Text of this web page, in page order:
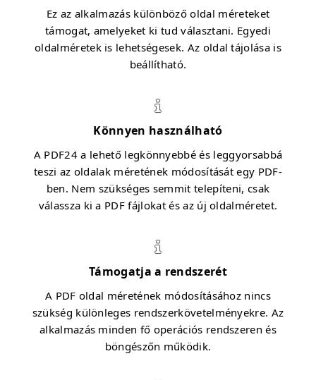
Ez az alkalmazás különböző oldal méreteket
támogat, amelyeket ki tud választani. Egyedi
oldalméretek is lehetségesek. Az oldal tájolása is
beállítható.
Könnyen használható
A PDF24 a lehető legkönnyebbé és leggyorsabbá
teszi az oldalak méretének módosítását egy PDF-
ben. Nem szükséges semmit telepíteni, csak
válassza ki a PDF fájlokat és az új oldalméretet.
Támogatja a rendszerét
A PDF oldal méretének módosításához nincs
szükség különleges rendszerkövetelményekre. Az
alkalmazás minden fő operációs rendszeren és
böngészőn működik.